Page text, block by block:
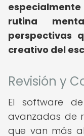
rutina
perspectivas
creativo del
Revisión y
El software
avanzadas de
que van más